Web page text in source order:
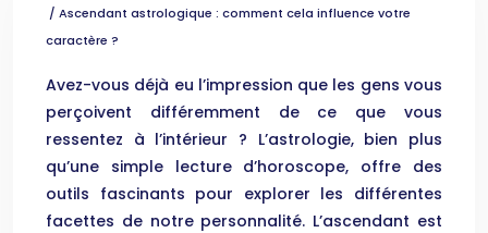
/ Ascendant astrologique : comment cela influence votre
caractère ?
Avez-vous déjà eu l’impression que les gens vous
perçoivent différemment de ce que vous
ressentez à l’intérieur ? L’astrologie, bien plus
qu’une simple lecture d’horoscope, offre des
outils fascinants pour explorer les différentes
facettes de notre personnalité. L’ascendant est